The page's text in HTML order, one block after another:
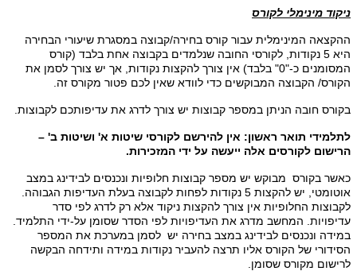
ניקוד מינימלי לקורס
ההקצאה המינימלית עבור קורס בחירה/קבוצה במסגרת שיעורי הבחירה
היא 5 נקודות, לקורסי החובה שנלמדים בקבוצה אחת בלבד (קורס
המסומנים כ-"0" בלבד) אין צורך להקצות נקודות, אך יש צורך לסמן את
הקורס/ הקבוצה המבוקשים כדי לוודא שאין לכם פטור מקורס זה.
בקורס חובה הניתן במספר קבוצות יש צורך לדרג את עדיפותכם לקבוצות.
לתלמידי תואר ראשון: אין להירשם לקורסי שיטות א' ושיטות ב' –
הרישום לקורסים אלה ייעשה על ידי המזכירות.
כאשר בקורס מבוקש יש מספר קבוצות חלופיות ונכנסים לבידינג במצב
אוטומטי, יש להקצות 5 נקודות לפחות לקבוצה בעלת העדיפות הגבוהה.
לקבוצות החלופיות אין צורך להקצות ניקוד אלא רק לדרג לפי סדר
עדיפויות. המחשב מדרג את העדיפויות לפי הסדר שסומן על-ידי התלמיד.
במידה ונכנסים לבידינג במצב בחירה יש לסמן במערכת את המספר
הסידורי של הקורס אליו תרצה להעביר נקודות במידה ותידחה הבקשה
לרישום מקורס שסומן.